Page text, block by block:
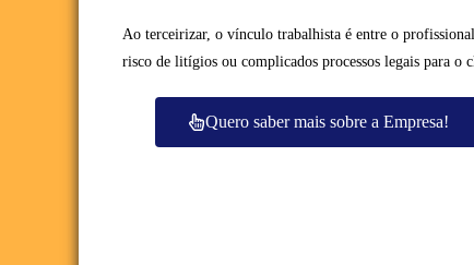
Ao terceirizar, o vínculo trabalhista é entre o
risco de litígios ou complicados processos legais para o
Quero saber mais sobre a Empresa!